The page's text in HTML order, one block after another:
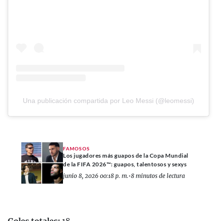
Una publicación compartida por Leo Messi (@leomessi)
FAMOSOS
Los jugadores más guapos de la Copa Mundial
de la FIFA 2026™: guapos, talentosos y sexys
junio 8, 2026 00:18 p. m.•8 minutos de lectura